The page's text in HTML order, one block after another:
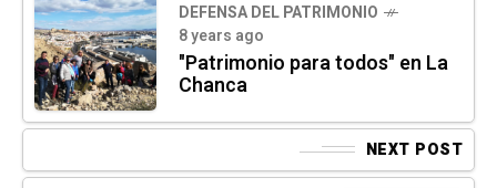
DEFENSA DEL PATRIMONIO
8 years ago
"Patrimonio para todos" en La
Chanca
NEXT POST